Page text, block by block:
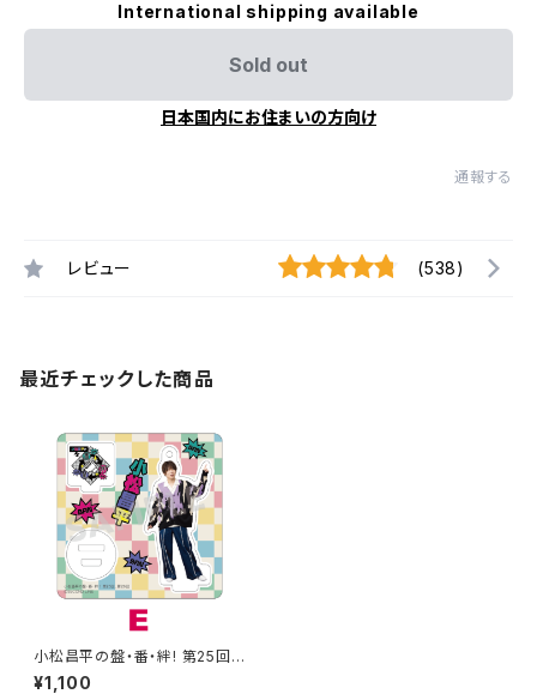
International shipping available
Sold out
日本国内にお住まいの方向け
通報する
レビュー (538)
最近チェックした商品
小松昌平の盤・番・絆! 第25回、
第26回 アクリルスタンド E
¥1,100